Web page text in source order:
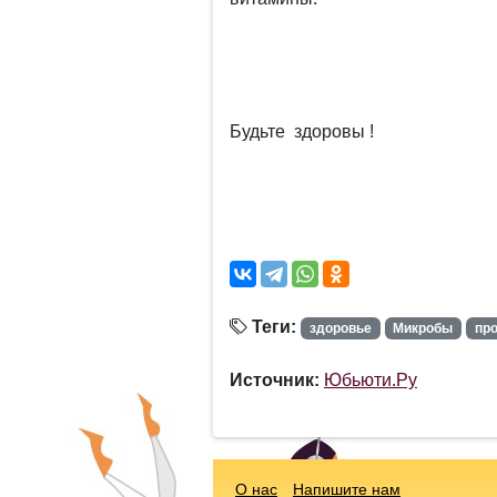
Будьте здоровы !
Теги: здоровье Микробы
Источник: Юбьюти.Ру
О нас Напишите нам